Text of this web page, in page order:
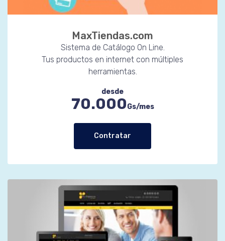
MaxTiendas.com
Sistema de Catálogo On Line.
Tus productos en internet con múltiples
herramientas.
desde
70.000Gs/mes
Contratar